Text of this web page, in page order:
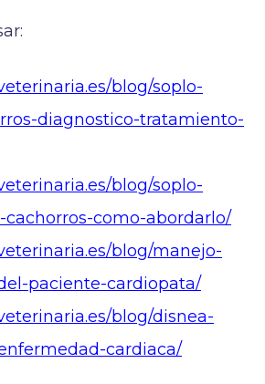
blog/soplo-
diagnostico-tratamiento-
blog/soplo-
cachorros-como-abordarlo/
blog/manejo-
paciente-cardiopata/
blog/disnea-
cardiaca/